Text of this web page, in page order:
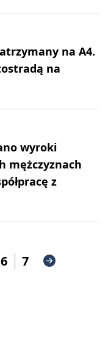
na A4.
na
wyroki
mężczyznach
z
6 7